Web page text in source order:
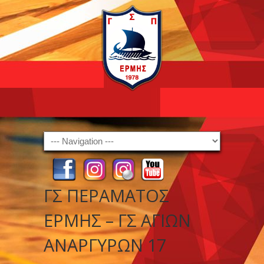
Navigation
ΓΣ ΠΕΡΑΜΑΤΟΣ
ΕΡΜΗΣ – ΓΣ ΑΓΙΩΝ
ΑΝΑΡΓΥΡΩΝ 17